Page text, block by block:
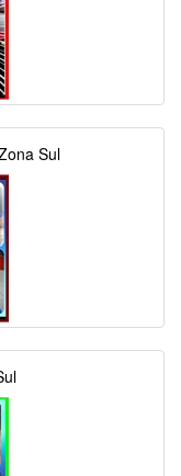
Sul